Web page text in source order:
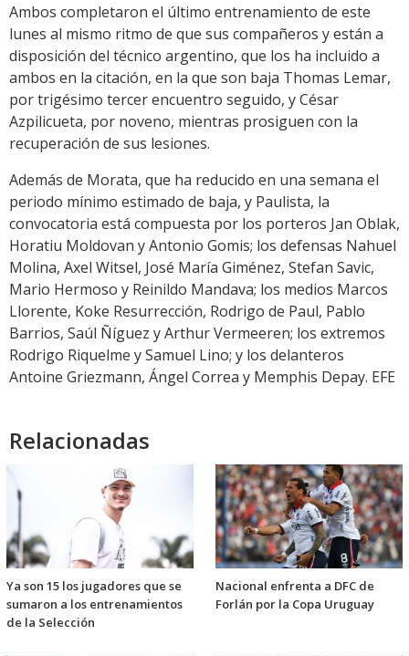
Ambos completaron el último entrenamiento de este
lunes al mismo ritmo de que sus compañeros y están a
disposición del técnico argentino, que los ha incluido a
ambos en la citación, en la que son baja Thomas Lemar,
por trigésimo tercer encuentro seguido, y César
Azpilicueta, por noveno, mientras prosiguen con la
recuperación de sus lesiones.
Además de Morata, que ha reducido en una semana el
periodo mínimo estimado de baja, y Paulista, la
convocatoria está compuesta por los porteros Jan Oblak,
Horatiu Moldovan y Antonio Gomis; los defensas Nahuel
Molina, Axel Witsel, José María Giménez, Stefan Savic,
Mario Hermoso y Reinildo Mandava; los medios Marcos
Llorente, Koke Resurrección, Rodrigo de Paul, Pablo
Barrios, Saúl Ñíguez y Arthur Vermeeren; los extremos
Rodrigo Riquelme y Samuel Lino; y los delanteros
Antoine Griezmann, Ángel Correa y Memphis Depay. EFE
Relacionadas
Ya son 15 los jugadores que se
sumaron a los entrenamientos
de la Selección
Nacional enfrenta a DFC de
Forlán por la Copa Uruguay